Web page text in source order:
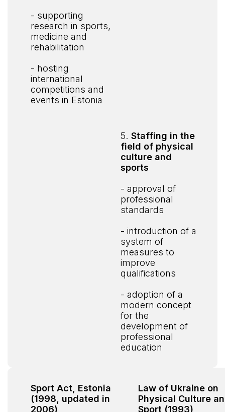
- supporting
research in sports,
medicine and
rehabilitation
- hosting
international
competitions and
events in Estonia
5. Staffing in the
field of physical
culture and
sports
- approval of
professional
standards
- introduction of a
system of
measures to
improve
qualifications
- adoption of a
modern concept
for the
development of
professional
education
Sport Act, Estonia
(1998, updated in
2006)
Law of Ukraine on
Physical Culture
Sport (1993)